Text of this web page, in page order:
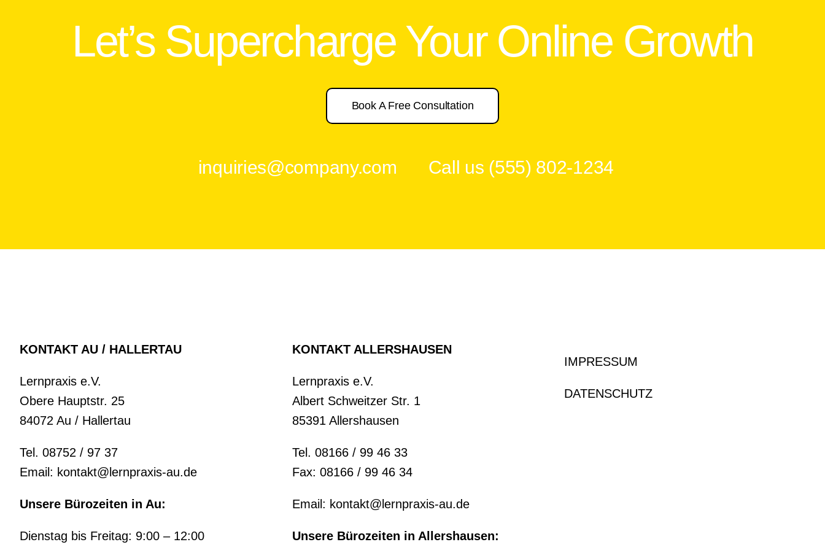
Let’s Supercharge Your Online Growth
Book A Free Consultation
inquiries@company.com Call us (555) 802-1234
KONTAKT AU / HALLERTAU
Lernpraxis e.V.
Obere Hauptstr. 25
84072 Au / Hallertau
Tel. 08752 / 97 37
Email: kontakt@lernpraxis-au.de
Unsere Bürozeiten in Au:
Dienstag bis Freitag: 9:00 – 12:00
KONTAKT ALLERSHAUSEN
Lernpraxis e.V.
Albert Schweitzer Str. 1
85391 Allershausen
Tel. 08166 / 99 46 33
Fax: 08166 / 99 46 34
Email: kontakt@lernpraxis-au.de
Unsere Bürozeiten in Allershausen:
IMPRESSUM
DATENSCHUTZ